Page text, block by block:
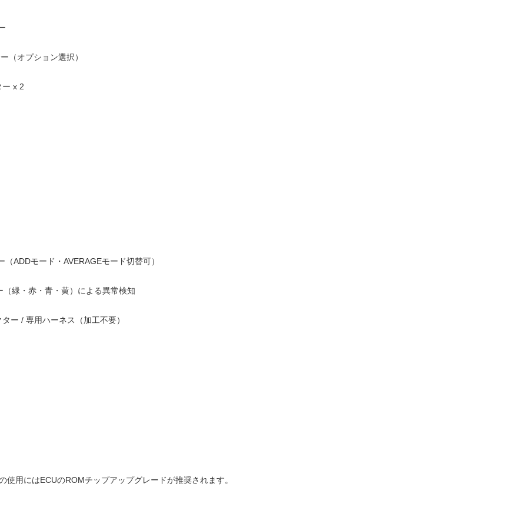
（オプション選択）
ー x 2
ADDモード・AVERAGEモード切替可）
緑・赤・青・黄）による異常検知
ー / 専用ハーネス（加工不要）
使用にはECUのROMチップアップグレードが推奨されます。